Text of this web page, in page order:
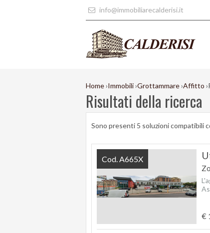
info@immobiliarecalderisi.it
Home›Immobili›Grottammare›Affitto ›
Risultati della ricerca
Sono presenti 5 soluzioni compatibili
€
Cod. A665X